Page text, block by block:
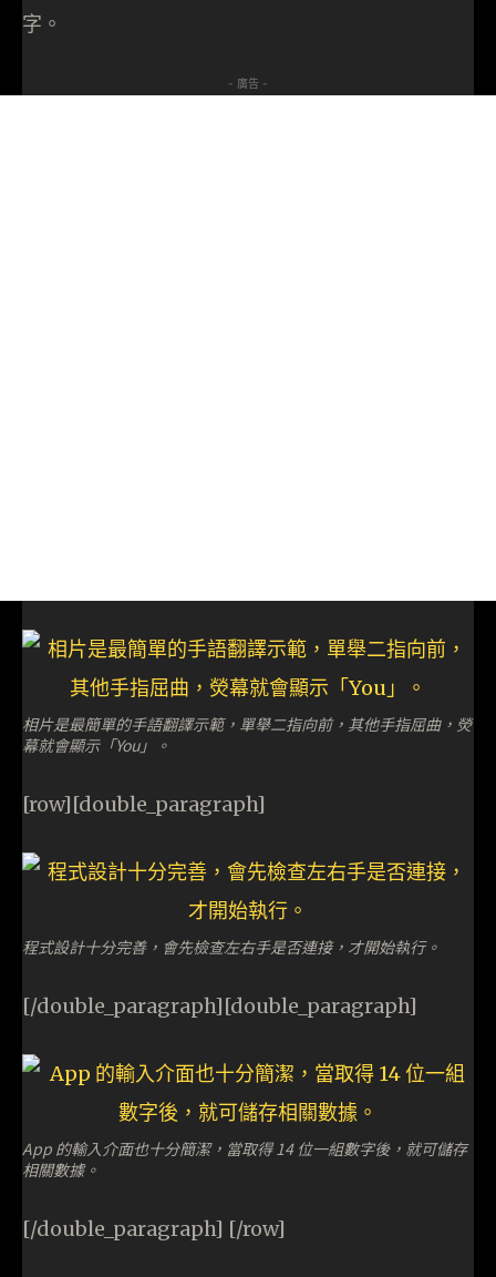
字。
- 廣告 -
相片是最簡單的手語翻譯示範，單舉二指向前，其他手指屈曲，熒
幕就會顯示「You」。
[row][double_paragraph]
程式設計十分完善，會先檢查左右手是否連接，才開始執行。
[/double_paragraph][double_paragraph]
App 的輸入介面也十分簡潔，當取得 14 位一組數字後，就可儲存
相關數據。
[/double_paragraph] [/row]